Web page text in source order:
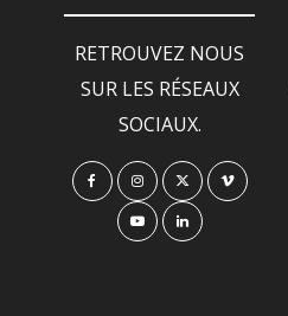
RETROUVEZ NOUS
SUR LES RÉSEAUX
SOCIAUX.